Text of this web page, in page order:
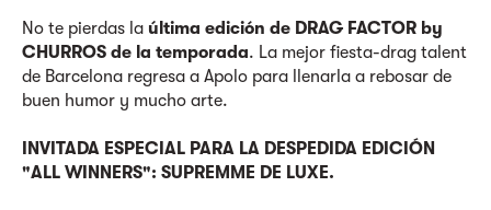
No te pierdas la última edición de DRAG FACTOR by
CHURROS de la temporada. La mejor fiesta-drag talent
de Barcelona regresa a Apolo para llenarla a rebosar de
buen humor y mucho arte.
INVITADA ESPECIAL PARA LA DESPEDIDA EDICIÓN
"ALL WINNERS": SUPREMME DE LUXE.